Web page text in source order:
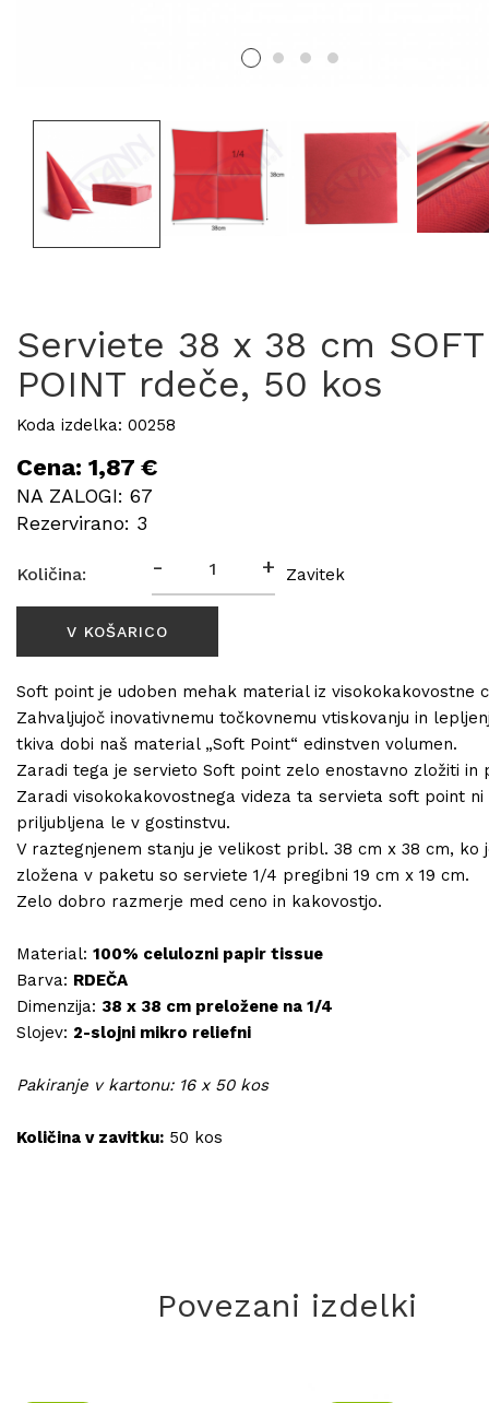
Serviete 38 x 38 cm SOFT
POINT rdeče, 50 kos
Koda izdelka: 00258
Cena: 1,87 €
NA ZALOGI: 67
Rezervirano: 3
Količina: - + Zavitek
Soft point je udoben mehak material iz visokokakovostne
Zahvaljujoč inovativnemu točkovnemu vtiskovanju in
tkiva dobi naš material „Soft Point“ edinstven volumen.
Zaradi tega je servieto Soft point zelo enostavno zložiti in
Zaradi visokokakovostnega videza ta servieta soft point ni
priljubljena le v gostinstvu.
V raztegnjenem stanju je velikost pribl. 38 cm x 38 cm, ko
zložena v paketu so serviete 1/4 pregibni 19 cm x 19 cm.
Zelo dobro razmerje med ceno in kakovostjo.
Material: 100% celulozni papir tissue
Barva: RDEČA
Dimenzija: 38 x 38 cm preložene na 1/4
Slojev: 2-slojni mikro reliefni
Pakiranje v kartonu: 16 x 50 kos
Količina v zavitku: 50 kos
Povezani izdelki